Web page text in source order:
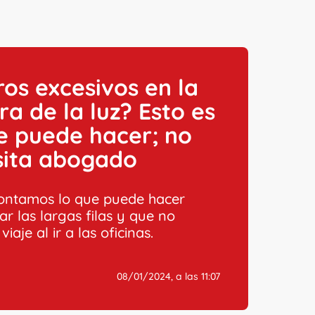
excesivos en la
de la luz? Esto es
puede hacer; no
abogado
lo que puede hacer
las largas filas y que no
al ir a las oficinas.
08/01/2024, a las 11:07